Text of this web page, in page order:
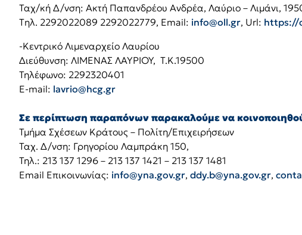
Ταχ/κή Δ/νση: Ακτή Παπανδρέου Ανδρέα, Λαύριο – Λιμάνι,
Tηλ. 2292022089 2292022779, Email: info@oll.gr, Url: https://
-Κεντρικό Λιμεναρχείο Λαυρίου
Διεύθυνση: ΛΙΜΕΝΑΣ ΛΑΥΡΙΟΥ, Τ.Κ.19500
Τηλέφωνο: 2292320401
E-mail: lavrio@hcg.gr
Σε περίπτωση παραπόνων παρακαλούμε να
Τμήμα Σχέσεων Κράτους – Πολίτη/Επιχειρήσεων
Ταχ. Δ/νση: Γρηγορίου Λαμπράκη 150,
Τηλ.: 213 137 1296 – 213 137 1421 – 213 137 1481
Email Επικοινωνίας: info@yna.gov.gr, ddy.b@yna.gov.gr,